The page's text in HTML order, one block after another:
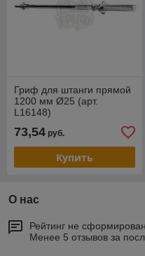
Гриф для штанги прямой
1200 мм Ø25 (арт.
L16148)
73,54 руб.
Купить
О нас
Рейтинг не сформирован
Менее 5 отзывов за